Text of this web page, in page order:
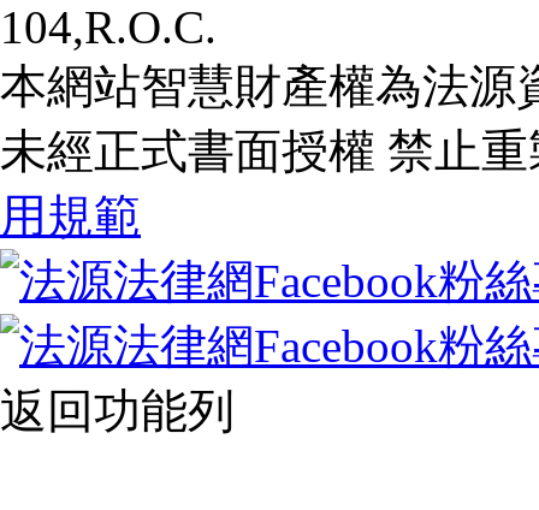
104,R.O.C.
本網站智慧財產權為法源
未經正式書面授權 禁止
用規範
返回功能列